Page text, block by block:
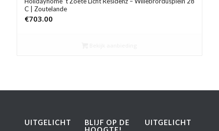
Product Wifi
C | Zoutelande
€703.00
UITGELICHT
BLIJF OP DE
UITGELICHT